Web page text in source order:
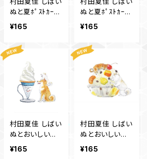
ぬと夏ﾎﾟｽﾄｶｰﾄﾞ
金魚 PS-177s
¥165
ぬと夏ﾎﾟｽﾄｶｰﾄﾞ
PS-175s
¥165
村田夏佳 しばい
ぬとおいしい夏
ﾎﾟｽﾄｶｰﾄﾞ PS-1
¥165
村田夏佳 しばい
ぬとおいしい夏
ﾎﾟｽﾄｶｰﾄﾞ PS-1
¥165